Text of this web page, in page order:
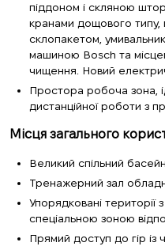
піддоном і скляною
кранами дощового типу,
склопакетом,
машиною Bosch та
чищення. Новий
Простора робоча зона,
дистанційної роботи з
Місця загального
Великий спільний
Тренажерний зал
Упорядковані
спеціальною зоною
Прямий доступ до гір